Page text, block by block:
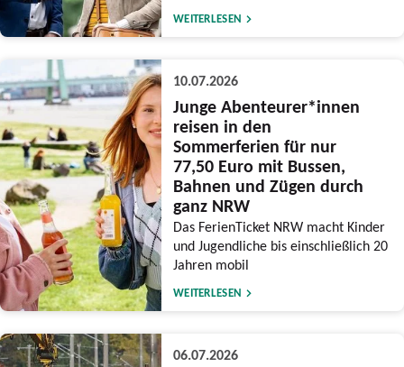
WEITERLESEN
10.07.2026
Junge Abenteurer*innen
reisen in den
Sommerferien für nur
77,50 Euro mit Bussen,
Bahnen und Zügen durch
ganz NRW
Das FerienTicket NRW macht Kinder
und Jugendliche bis einschließlich 20
Jahren mobil
WEITERLESEN
06.07.2026